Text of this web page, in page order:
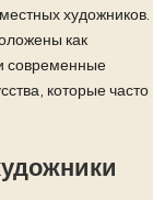
художников.
как
современные
которые часто